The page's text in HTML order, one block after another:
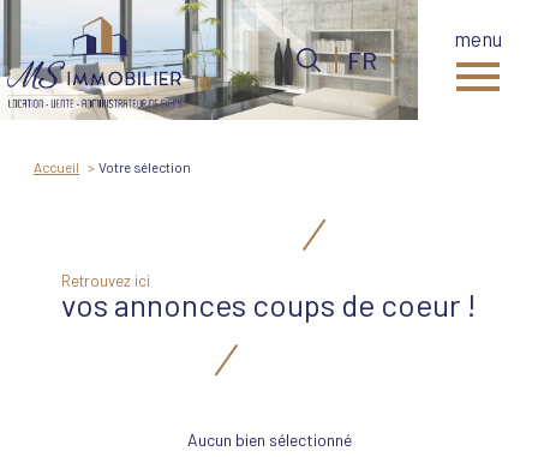
menu
Langue
FR
Accueil
Langue
FR
Accueil Votre sélection
Retrouvez ici
vos annonces coups de coeur !
Aucun bien sélectionné